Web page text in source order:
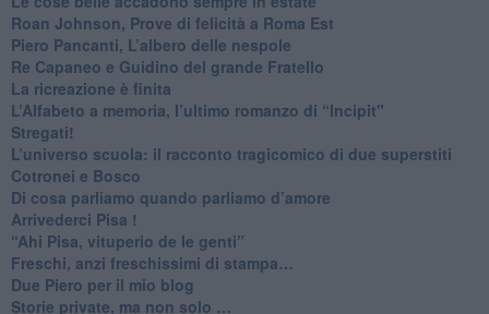
Roan Johnson, Prove di felicità a Roma Est
Piero Pancanti, L’albero delle nespole
Re Capaneo e Guidino del grande Fratello
La ricreazione è finita
​L’Alfabeto a memoria, l’ultimo romanzo di “Incipit"
​Stregati!
L’universo scuola: il racconto tragicomico di due superstiti
Cotronei e Bosco
Di cosa parliamo quando parliamo d’amore
Arrivederci Pisa !
​“Ahi Pisa, vituperio de le genti”
Freschi, anzi freschissimi di stampa…
​Due Piero per il mio blog
​Storie private, ma non solo …